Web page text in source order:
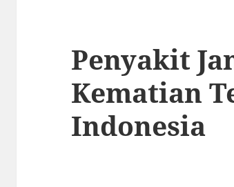
Penyakit
Kematian
Indonesia